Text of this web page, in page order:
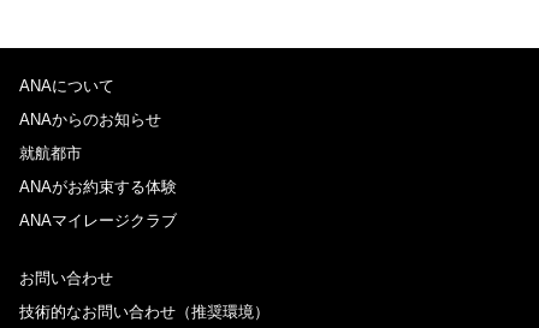
ANAについて
ANAからのお知らせ
就航都市
ANAがお約束する体験
ANAマイレージクラブ
お問い合わせ
技術的なお問い合わせ（推奨環境）